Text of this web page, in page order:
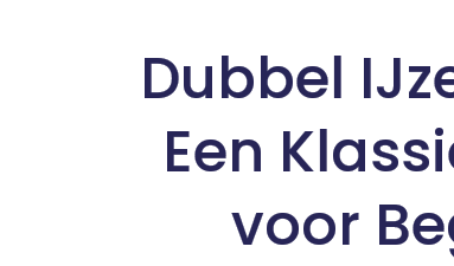
Dubbel
Een
voor